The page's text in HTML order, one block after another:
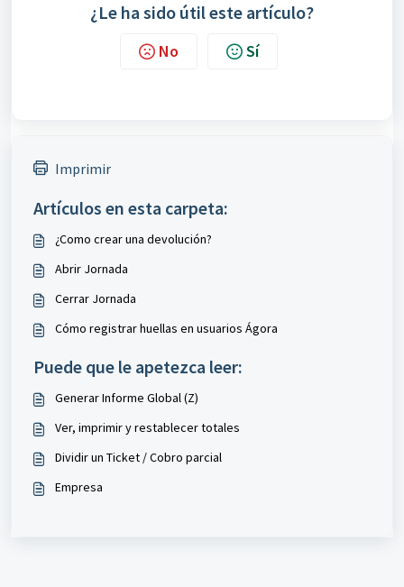
¿Le ha sido útil este artículo?
No Sí
Imprimir
Artículos en esta carpeta:
¿Como crear una devolución?
Abrir Jornada
Cerrar Jornada
Cómo registrar huellas en usuarios Ágora
Puede que le apetezca leer:
Generar Informe Global (Z)
Ver, imprimir y restablecer totales
Dividir un Ticket / Cobro parcial
Empresa